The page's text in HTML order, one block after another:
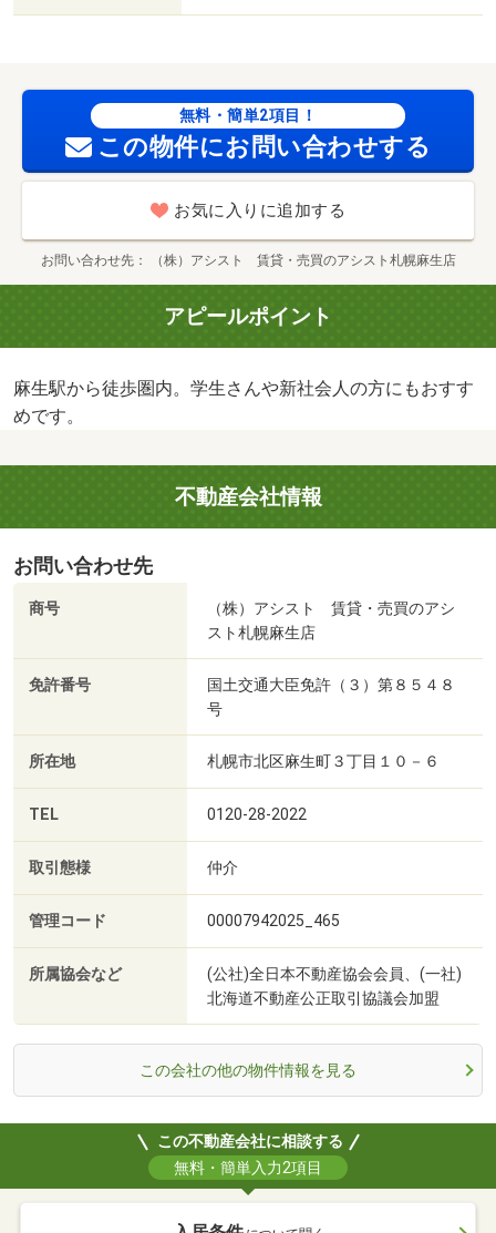
無料・簡単2項目！
この物件にお問い合わせする
お気に入りに追加する
お問い合わせ先 （株）アシスト 賃貸・売買のアシスト札幌麻生店
アピールポイント
麻生駅から徒歩圏内。学生さんや新社会人の方にもおすす
めです。
不動産会社情報
お問い合わせ先
商号
（株）アシスト 賃貸・売買のアシ
スト札幌麻生店
免許番号
国土交通大臣免許（３）第８５４８
号
所在地 札幌市北区麻生町３丁目１０－６
TEL 0120-28-2022
取引態様 仲介
管理コード 00007942025_465
所属協会など
(公社)全日本不動産協会会員、(一社)
北海道不動産公正取引協議会加盟
この会社の他の物件情報を見る
この不動産会社に相談する
無料・簡単入力2項目